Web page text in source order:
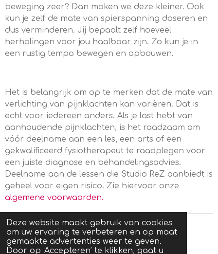
Deze website maakt gebruik van cookies
om uw ervaring te verbeteren en op maat
gemaakte advertenties weer te geven.
Door op ‘Accepteren’ te klikken, gaat u
beweging zeer? Dan maken we deze kleiner. Ook
kun je zelf de mate van spierspanning doseren en
dus verminderen. Jij bepaalt zelf hoeveel
herhalingen voor jou haalbaar zijn. Zo kun je in
een rustig tempo bewegen en opbouwen.
Het is belangrijk om op te merken dat de mate van
verlichting van pijnklachten kan variëren. Dat is
echt voor iedereen anders. Als je last hebt van
aanhoudende pijnklachten, is het raadzaam om
vóór deelname aan een les, een arts of een
gekwalificeerd fysiotherapeut te raadplegen voor
een juiste diagnose en behandelingsadvies.
Deelname aan de lessen die Studio ReZ aanbiedt is
geheel voor eigen risico. Zie hiervoor onze
algemene voorwaarden.
Privacyverklaring Sitemap